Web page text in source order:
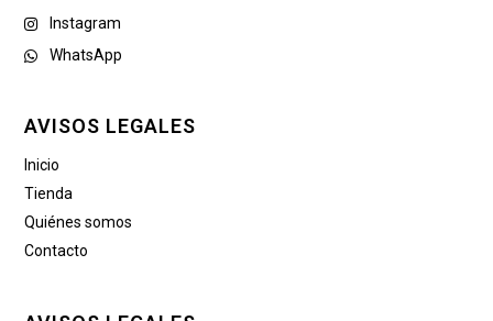
Instagram
WhatsApp
AVISOS LEGALES
Inicio
Tienda
Quiénes somos
Contacto